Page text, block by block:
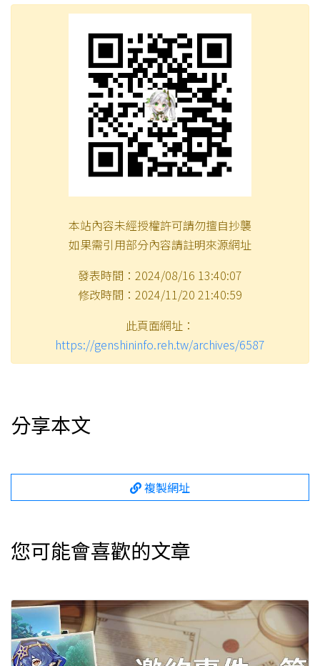
本站內容未經授權許可請勿擅自抄襲
如果需引用部分內容請註明來源網址
發表時間：2024/08/16 13:40:07
修改時間：2024/11/20 21:40:59
此頁面網址：
https://genshininfo.reh.tw/archives/6587
分享本文
複製網址
您可能會喜歡的文章